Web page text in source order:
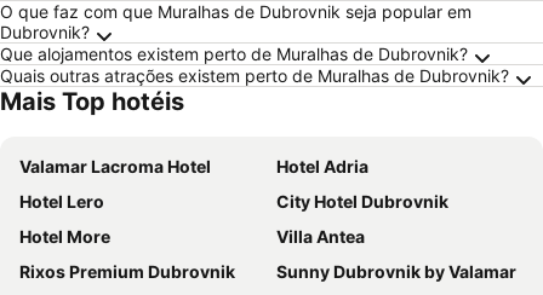
O que faz com que Muralhas de Dubrovnik seja popular em
Dubrovnik?
Que alojamentos existem perto de Muralhas de Dubrovnik?
Quais outras atrações existem perto de Muralhas de Dubrovnik?
Mais Top hotéis
Valamar Lacroma Hotel
Hotel Adria
Hotel Lero
City Hotel Dubrovnik
Hotel More
Villa Antea
Rixos Premium Dubrovnik
Sunny Dubrovnik by Valamar